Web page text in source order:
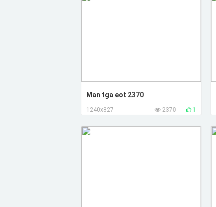
Man tga eot 2370
1240x827 1
2370